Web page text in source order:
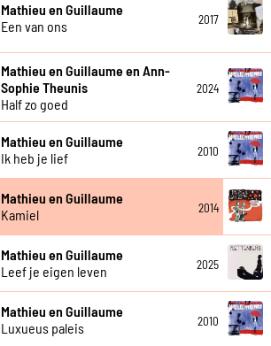
Mathieu en Guillaume
Een van ons
2017
Mathieu en Guillaume en Ann-
Sophie Theunis
Half zo goed
2024
Mathieu en Guillaume
Ik heb je lief
2010
Mathieu en Guillaume
Kamiel
2014
Mathieu en Guillaume
Leef je eigen leven
2025
Mathieu en Guillaume
Luxueus paleis
2010